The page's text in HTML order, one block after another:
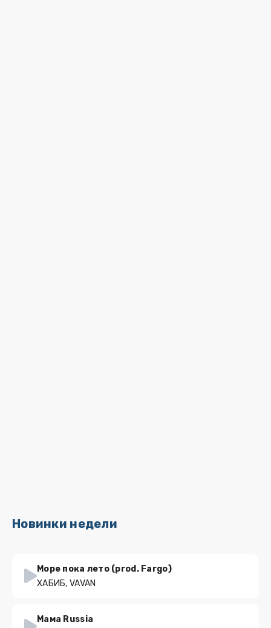
Новинки недели
Море пока лето (prod. Fargo)
ХАБИБ, VAVAN
Мама Russia